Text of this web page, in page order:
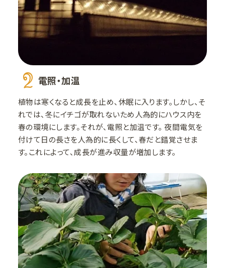
2 電照・加温
植物は寒くなると成長を止め、休眠に入ります。しかし、そ
れでは、冬にイチゴが取れないため人為的にハウス内を
春の環境にします。それが、電照と加温です。 夜間電気を
付けて日の長さを人為的に長くして、春だと錯覚させま
す。これによって、成長が進み収量が増加します。